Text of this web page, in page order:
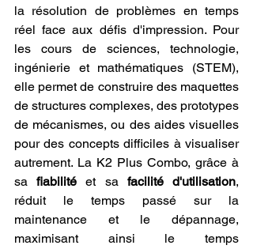
la résolution de problèmes en temps
réel face aux défis d'impression. Pour
les cours de sciences, technologie,
ingénierie et mathématiques (STEM),
elle permet de construire des maquettes
de structures complexes, des prototypes
de mécanismes, ou des aides visuelles
pour des concepts difficiles à visualiser
autrement. La K2 Plus Combo, grâce à
sa fiabilité et sa facilité d'utilisation,
réduit le temps passé sur la
maintenance et le dépannage,
maximisant ainsi le temps